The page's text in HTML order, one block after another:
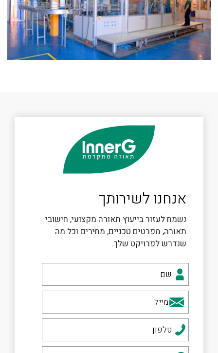
אנחנו לשירותך
נשמח לעזור בייעוץ תאורה מקצועי, חישובי
תאורה, מפרטים טכניים, מחירים וכל מה
שנדרש לפרויקט שלך.